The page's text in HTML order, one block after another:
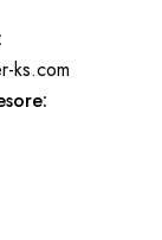
ks.com